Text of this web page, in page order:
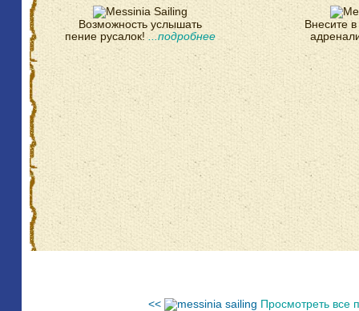
Возможность услышать
пение русалок!
...подробнее
Внесите
<< Просмотреть все